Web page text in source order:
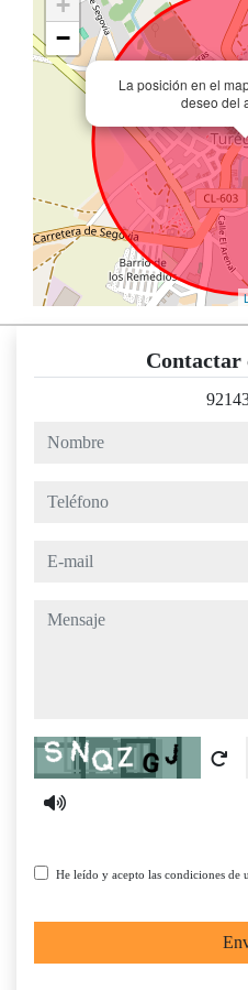
La posición en el
deseo del
−
Contactar
nombre
teléfono
e-mail
mensaje
Captcha
He leído y acepto las condiciones de